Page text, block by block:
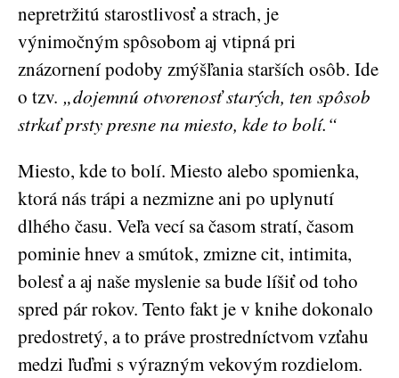
nepretržitú starostlivosť a strach, je
výnimočným spôsobom aj vtipná pri
znázornení podoby zmýšľania starších osôb. Ide
o tzv. „dojemnú otvorenosť starých, ten spôsob
strkať prsty presne na miesto, kde to bolí.“
Miesto, kde to bolí. Miesto alebo spomienka,
ktorá nás trápi a nezmizne ani po uplynutí
dlhého času. Veľa vecí sa časom stratí, časom
pominie hnev a smútok, zmizne cit, intimita,
bolesť a aj naše myslenie sa bude líšiť od toho
spred pár rokov. Tento fakt je v knihe dokonalo
predostretý, a to práve prostredníctvom vzťahu
medzi ľuďmi s výrazným vekovým rozdielom.